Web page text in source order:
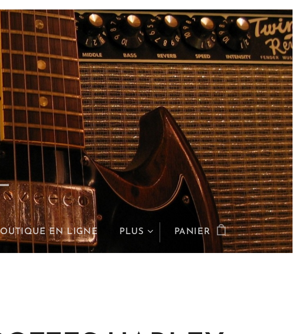
EN LIGNE PLUS PANIER